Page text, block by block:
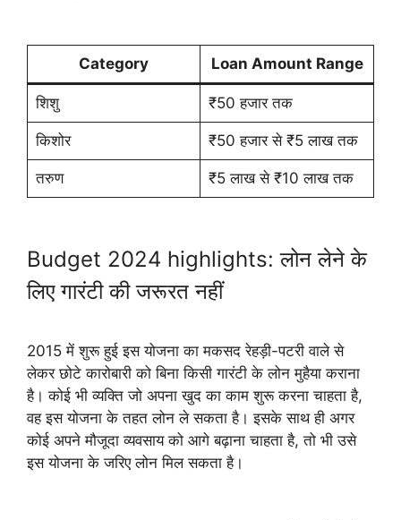
Category Loan Amount Range
शिशु ₹50 हजार तक
किशोर ₹50 हजार से ₹5 लाख तक
तरुण ₹5 लाख से ₹10 लाख तक
Budget 2024 highlights: लोन लेने के
लिए गारंटी की जरूरत नहीं
2015 में शुरू हुई इस योजना का मकसद रेहड़ी-पटरी वाले से
लेकर छोटे कारोबारी को बिना किसी गारंटी के लोन मुहैया कराना
है। कोई भी व्यक्ति जो अपना खुद का काम शुरू करना चाहता है,
वह इस योजना के तहत लोन ले सकता है। इसके साथ ही अगर
कोई अपने मौजूदा व्यवसाय को आगे बढ़ाना चाहता है, तो भी उसे
इस योजना के जरिए लोन मिल सकता है।